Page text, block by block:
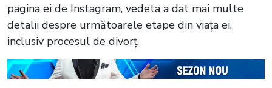
pagina ei de Instagram, vedeta a dat mai multe
detalii despre următoarele etape din viața ei,
inclusiv procesul de divorț.